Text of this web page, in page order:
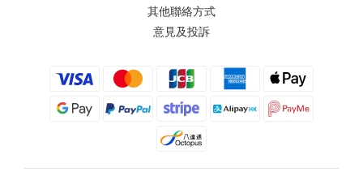
其他聯絡方式
意見及投訴